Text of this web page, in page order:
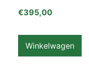
€395,00
Winkelwagen